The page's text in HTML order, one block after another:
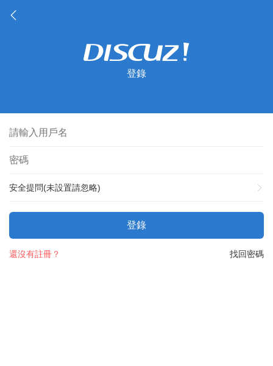
登錄
安全提問(未設置請忽略)
登錄
找回密碼
還沒有註冊？